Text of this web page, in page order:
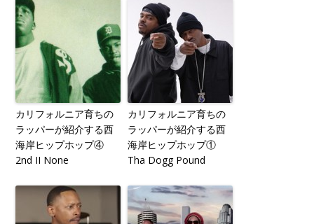
カリフォルニア育ちの
ラッパーが紹介する西
海岸ヒップホップ④
2nd II None
カリフォルニア育ちの
ラッパーが紹介する西
海岸ヒップホップ①
Tha Dogg Pound